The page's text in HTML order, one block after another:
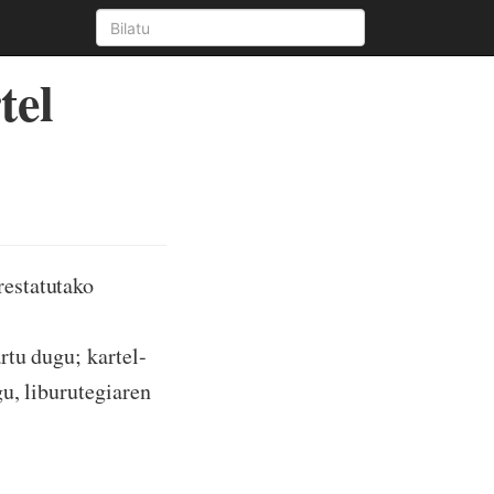
dugu; kartel-
liburutegiaren